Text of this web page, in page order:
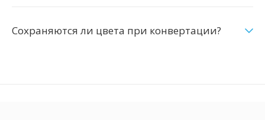
Сохраняются ли цвета при конвертации?